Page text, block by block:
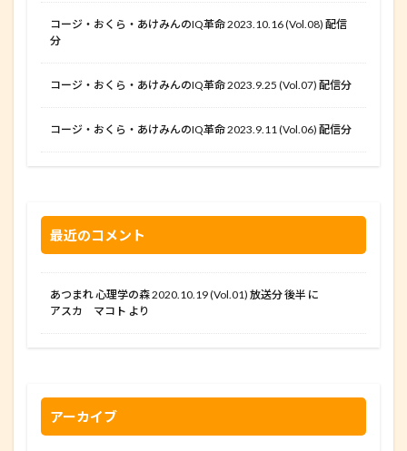
コージ・おくら・あけみんのIQ革命 2023.10.16 (Vol.08) 配信
分
コージ・おくら・あけみんのIQ革命 2023.9.25 (Vol.07) 配信分
コージ・おくら・あけみんのIQ革命 2023.9.11 (Vol.06) 配信分
最近のコメント
あつまれ 心理学の森 2020.10.19 (Vol.01) 放送分 後半 に
アスカ マコト より
アーカイブ